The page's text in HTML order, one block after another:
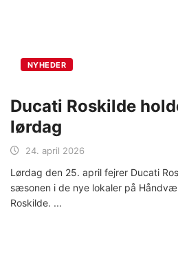
NYHEDER
Ducati Roskilde
lørdag
24. april 2026
Lørdag den 25. april fejrer Ducati
sæsonen i de nye lokaler på
Roskilde.